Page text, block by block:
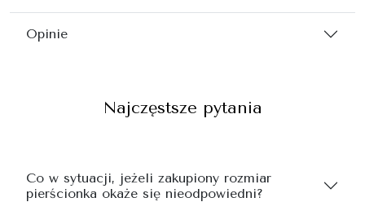
Opinie
Najczęstsze pytania
Co w sytuacji, jeżeli zakupiony rozmiar
pierścionka okaże się nieodpowiedni?